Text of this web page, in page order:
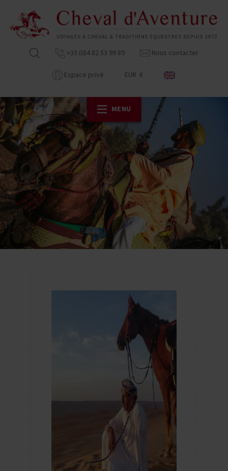
+33 (0)4 82 53 99 89 Nous contacter
Espace privé EUR €
MENU